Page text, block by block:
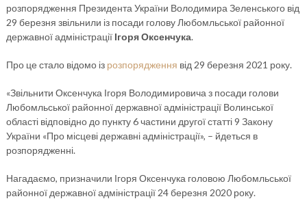
розпорядження Президента України Володимира Зеленського від
29 березня звільнили із посади голову Любомльської районної
державної адміністрації Ігоря Оксенчука.
Про це стало відомо із розпорядження від 29 березня 2021 року.
«Звільнити Оксенчука Ігоря Володимировича з посади голови
Любомльської районної державної адміністрації Волинської
області відповідно до пункту 6 частини другої статті 9 Закону
України «Про місцеві державні адміністрації», – йдеться в
розпорядженні.
Нагадаємо, призначили Ігоря Оксенчука головою Любомльської
районної державної адміністрації 24 березня 2020 року.